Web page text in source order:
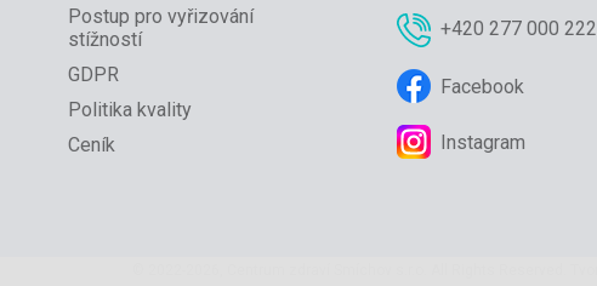
Postup pro vyřizování
stížností
GDPR
Politika kvality
Ceník
+420 277 000 222
Facebook
Instagram